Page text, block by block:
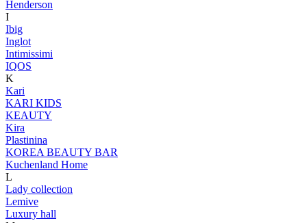
Henderson
I
Ibig
Inglot
Intimissimi
IQOS
K
Kari
KARI KIDS
KEAUTY
Kira
Plastinina
KOREA BEAUTY BAR
Kuchenland Home
L
Lady collection
Lemive
Luxury hall